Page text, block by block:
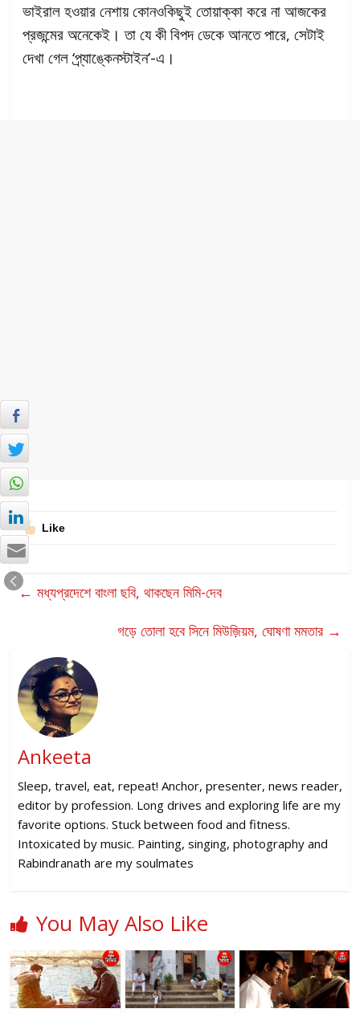
ভাইরাল হওয়ার নেশায় কোনওকিছুই তোয়াক্কা করে না আজকের
প্রজন্মের অনেকেই। তা যে কী বিপদ ডেকে আনতে পারে, সেটাই
দেখা গেল ‘প্র্যাঙ্কেনস্টাইন’-এ।
Like
← মধ্যপ্রদেশে বাংলা ছবি, থাকছেন মিমি-দেব
গড়ে তোলা হবে সিনে মিউজ়িয়ম, ঘোষণা মমতার →
Ankeeta
Sleep, travel, eat, repeat! Anchor, presenter, news reader,
editor by profession. Long drives and exploring life are my
favorite options. Stuck between food and fitness.
Intoxicated by music. Painting, singing, photography and
Rabindranath are my soulmates
You May Also Like